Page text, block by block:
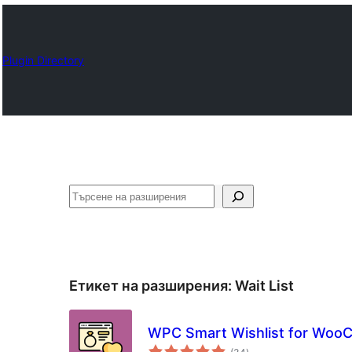
Plugin Directory
Търсене
Етикет на разширения: Wait List
WPC Smart Wishlist for
общо